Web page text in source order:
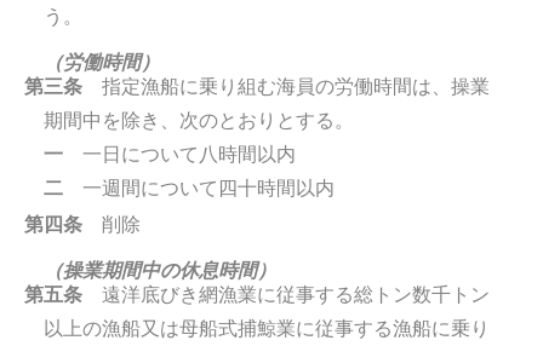
う。
（労働時間）
第三条 指定漁船に乗り組む海員の労働時間は、操業
期間中を除き、次のとおりとする。
一 一日について八時間以内
二 一週間について四十時間以内
第四条 削除
（操業期間中の休息時間）
第五条 遠洋底びき網漁業に従事する総トン数千トン
以上の漁船又は母船式捕鯨業に従事する漁船に乗り